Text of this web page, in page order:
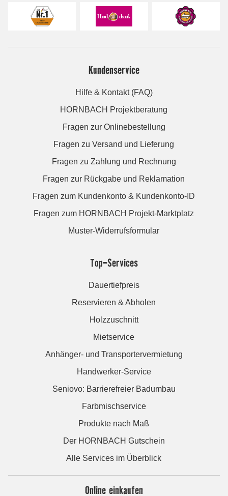
Kundenservice
Hilfe & Kontakt (FAQ)
HORNBACH Projektberatung
Fragen zur Onlinebestellung
Fragen zu Versand und Lieferung
Fragen zu Zahlung und Rechnung
Fragen zur Rückgabe und Reklamation
Fragen zum Kundenkonto & Kundenkonto-ID
Fragen zum HORNBACH Projekt-Marktplatz
Muster-Widerrufsformular
Top-Services
Dauertiefpreis
Reservieren & Abholen
Holzzuschnitt
Mietservice
Anhänger- und Transportervermietung
Handwerker-Service
Seniovo: Barrierefreier Badumbau
Farbmischservice
Produkte nach Maß
Der HORNBACH Gutschein
Alle Services im Überblick
Online einkaufen